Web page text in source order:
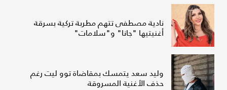
نادية مصطفى تتهم مطربة تركية بسرقة
أغنيتيها "جانا" و"سلامات"
وليد سعد يتمسك بمقاضاة توو ليت رغم
حذف الأغنية المسروقة